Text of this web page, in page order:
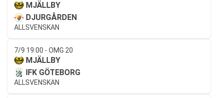
MJÄLLBY
DJURGÅRDEN
ALLSVENSKAN
7/9 19:00 - OMG 20
MJÄLLBY
IFK GÖTEBORG
ALLSVENSKAN